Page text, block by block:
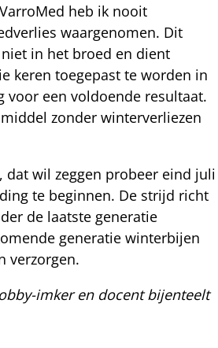
heb ik nooit
waargenomen. Dit
in het broed en dient
keren toegepast te worden in
voor een voldoende resultaat.
zonder winterverliezen
wil zeggen probeer eind juli
te beginnen. De strijd richt
de laatste generatie
generatie winterbijen
verzorgen.
imker en docent bijenteelt